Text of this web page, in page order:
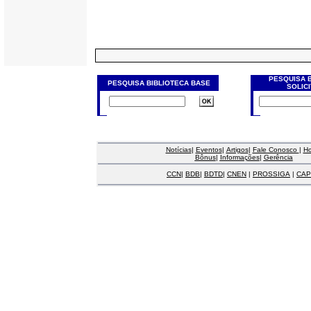
PESQUISA BIBLIOTECA BASE
PESQUISA
Notícias| Eventos| Artigos| Fale Conosco |
Bônus| Informações| Gerência
CCN| BDB| BDTD| CNEN | PROSSIGA |